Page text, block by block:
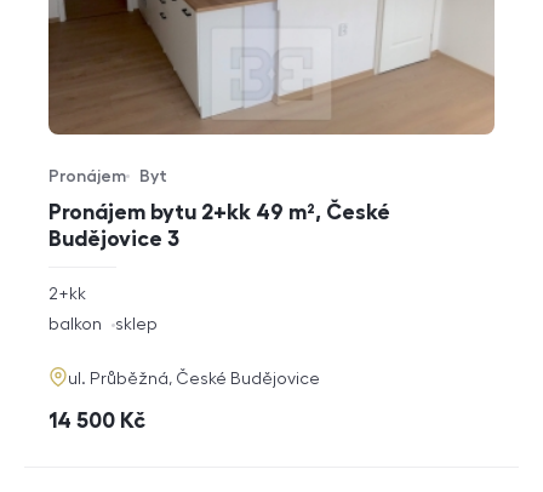
Pronájem bytu 2+kk 49 m², České
Budějovice 3
Typ nabídky
Pronájem
Typ nemovitosti
Byt
rozměry
2+kk
funkce
balkon sklep
adresa
ul. Průběžná, České Budějovice
cena
14 500 Kč